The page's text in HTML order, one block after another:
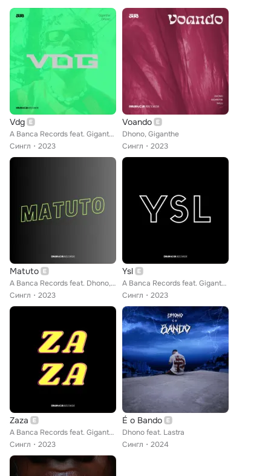
Vdg
A Banca Records feat. Giganthe, Dhono
Сингл
2023
Voando
Dhono, Giganthe
Сингл
2023
Matuto
A Banca Records feat. Dhono, Giganthe
Сингл
2023
Ysl
A Banca Records feat. Giganthe, Dhono
Сингл
2023
Zaza
A Banca Records feat. Giganthe, Dhono
Сингл
2023
É o Bando
Dhono feat. Lastra
Сингл
2024